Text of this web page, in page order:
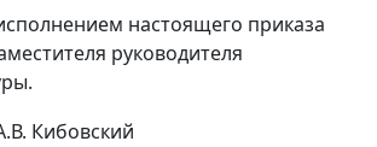
настоящего приказа
руководителя
Кибовский